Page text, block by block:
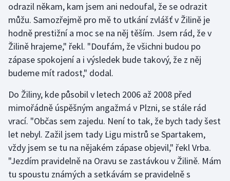
Futsal
Golf
Gymnastika
Házená
Jezdectví
Judo
Krasobruslení
odrazil někam, kam jsem ani nedoufal, že se odrazit
můžu. Samozřejmě pro mě to utkání zvlášť v Žilině je
hodně prestižní a moc se na něj těším. Jsem rád, že v
Žilině hrajeme," řekl. "Doufám, že všichni budou po
zápase spokojení a i výsledek bude takový, že z něj
budeme mít radost," dodal.
Do Žiliny, kde působil v letech 2006 až 2008 před
mimořádně úspěšným angažmá v Plzni, se stále rád
vrací. "Občas sem zajedu. Není to tak, že bych tady šest
let nebyl. Zažil jsem tady Ligu mistrů se Spartakem,
vždy jsem se tu na nějakém zápase objevil," řekl Vrba.
"Jezdím pravidelně na Oravu se zastávkou v Žilině. Mám
tu spoustu známých a setkávám se pravidelně s